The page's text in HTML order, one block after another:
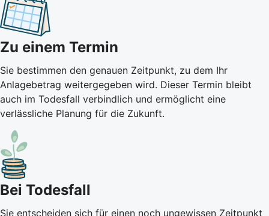
Zu einem Termin
Sie bestimmen den genauen Zeitpunkt, zu dem Ihr
Anlagebetrag weitergegeben wird. Dieser Termin bleibt
auch im Todesfall verbindlich und ermöglicht eine
verlässliche Planung für die Zukunft.
Bei Todesfall
Sie entscheiden sich für einen noch ungewissen Zeitpunkt